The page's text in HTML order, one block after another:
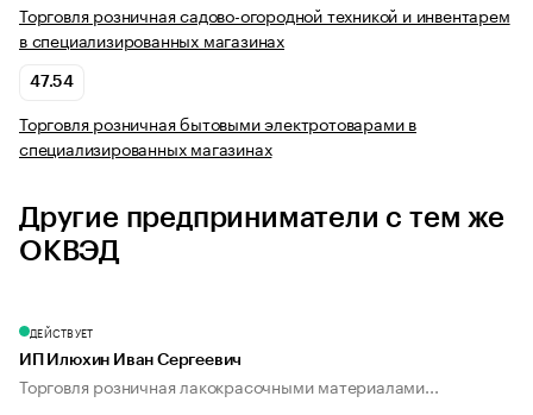
Торговля розничная садово-огородной техникой и инвентарем
в специализированных магазинах
47.54
Торговля розничная бытовыми электротоварами в
специализированных магазинах
Другие предприниматели с тем же
ОКВЭД
ДЕЙСТВУЕТ
ИП Илюхин Иван Сергеевич
Торговля розничная лакокрасочными материалами...